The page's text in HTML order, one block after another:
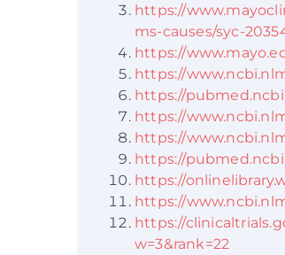
https://
ms-causes/syc-
https://
https://
https://
https://
https://
https://
https://
https://
https://
w=3&rank=22